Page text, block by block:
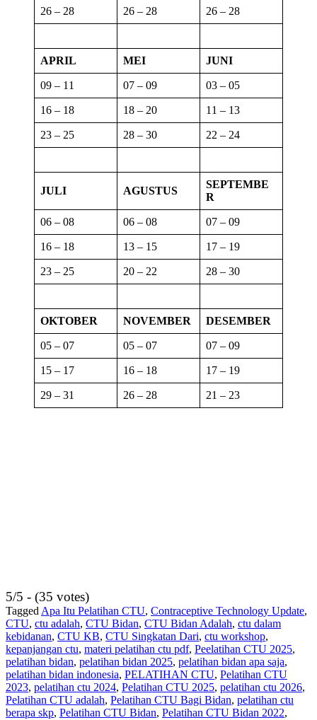
26 – 28 26 – 28 26 – 28
APRIL MEI JUNI
09 – 11 07 – 09 03 – 05
16 – 18 18 – 20 11 – 13
23 – 25 28 – 30 22 – 24
JULI AGUSTUS
SEPTEMBE
R
06 – 08 06 – 08 07 – 09
16 – 18 13 – 15 17 – 19
23 – 25 20 – 22 28 – 30
OKTOBER NOVEMBER DESEMBER
05 – 07 05 – 07 07 – 09
15 – 17 16 – 18 17 – 19
29 – 31 26 – 28 21 – 23
5/5 - (35 votes)
TaggedApa Itu Pelatihan CTU, Contraceptive Technology Update,
CTU, ctu adalah, CTU Bidan, CTU Bidan Adalah, ctu dalam
kebidanan, CTU KB, CTU Singkatan Dari, ctu workshop,
kepanjangan ctu, materi pelatihan ctu pdf, Peelatihan CTU 2025,
pelatihan bidan, pelatihan bidan 2025, pelatihan bidan apa saja,
pelatihan bidan indonesia, PELATIHAN CTU, Pelatihan CTU
2023, pelatihan ctu 2024, Pelatihan CTU 2025, pelatihan ctu 2026,
Pelatihan CTU adalah, Pelatihan CTU Bagi Bidan, pelatihan ctu
berapa skp, Pelatihan CTU Bidan, Pelatihan CTU Bidan 2022,